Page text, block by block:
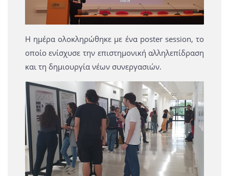
Η ημέρα ολοκληρώθηκε με ένα poster session, το
οποίο ενίσχυσε την επιστημονική αλληλεπίδραση
και τη δημιουργία νέων συνεργασιών.